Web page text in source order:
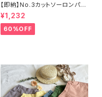
【即納】No.3カットソーロンパー
ス
¥1,232
60%OFF